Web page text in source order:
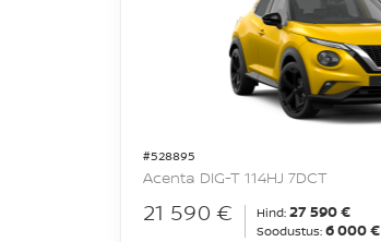
#528895
Acenta DIG-T 114HJ 7DCT
21 590 € Hind: 27 590 €
Soodustus: 6 000 €